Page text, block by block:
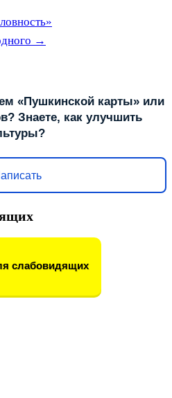
→
«Пушкинской карты» или
Знаете, как улучшить
слабовидящих